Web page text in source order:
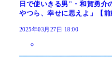
日で使いきる男"・和賀勇介
やつら、幸せに思えよ」【前
2025年03月27日 18:00